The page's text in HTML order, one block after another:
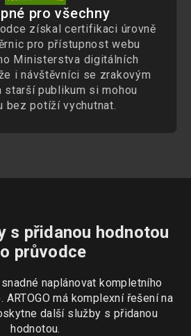
pro všechny
získal certifikaci úrovně
pro přístupnost webu
Ministerstva digitálních
i návštěvníci se zrakovým
starší publikum si mohou
bez potíží vychutnat.
s přidanou hodnotou
průvodce
naplánovat kompletního
má komplexní řešení na
další služby s přidanou
hodnotou.